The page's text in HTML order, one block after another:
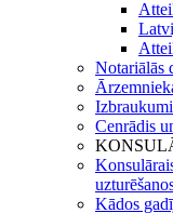
Notariālās
Cenrādis
Kādos